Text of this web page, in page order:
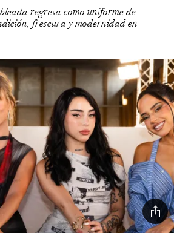
regresa como uniforme de
frescura y modernidad en